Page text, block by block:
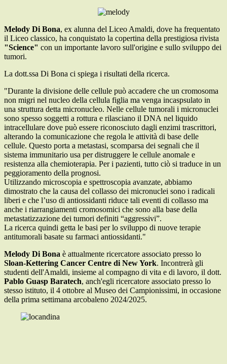
Melody Di Bona, ex alunna del Liceo Amaldi, dove ha frequentato
il Liceo classico, ha conquistato la copertina della prestigiosa rivista
"Science" con un importante lavoro sull'origine e sullo sviluppo dei
tumori.
La dott.ssa Di Bona ci spiega i risultati della ricerca.
"Durante la divisione delle cellule può accadere che un cromosoma
non migri nel nucleo della cellula figlia ma venga incaspsulato in
una struttura detta micronucleo. Nelle cellule tumorali i micronuclei
sono spesso soggetti a rottura e rilasciano il DNA nel liquido
intracellulare dove può essere riconosciuto dagli enzimi trascrittori,
alterando la comunicazione che regola le attività di base delle
cellule. Questo porta a metastasi, scomparsa dei segnali che il
sistema immunitario usa per distruggere le cellule anomale e
resistenza alla chemioterapia. Per i pazienti, tutto ciò si traduce in un
peggioramento della prognosi.
Utilizzando microscopia e spettroscopia avanzate, abbiamo
dimostrato che la causa del collasso dei micronuclei sono i radicali
liberi e che l’uso di antiossidanti riduce tali eventi di collasso ma
anche i riarrangiamenti cromosomici che sono alla base della
metastatizzazione dei tumori definiti “aggressivi”.
La ricerca quindi getta le basi per lo sviluppo di nuove terapie
antitumorali basate su farmaci antiossidanti."
Melody Di Bona è attualmente ricercatore associato presso lo
Sloan-Kettering Cancer Centre di New York. Incontrerà gli
studenti dell'Amaldi, insieme al compagno di vita e di lavoro, il dott.
Pablo Guasp Baratech, anch'egli ricercatore associato presso lo
stesso istituto, il 4 ottobre al Museo dei Campionissimi, in occasione
della prima settimana arcobaleno 2024/2025.